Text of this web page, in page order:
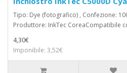
Tipo: Dye (fotografico) , Confezione:
Produttore: InkTec CoreaCompatibile
4,30€
Imponibile: 3,52€